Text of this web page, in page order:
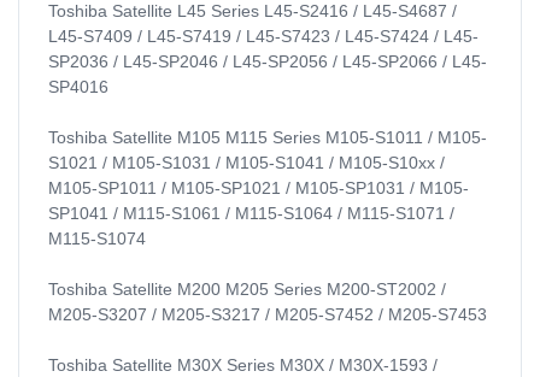
Toshiba Satellite L45 Series L45-S2416 / L45-S4687 /
L45-S7409 / L45-S7419 / L45-S7423 / L45-S7424 / L45-
SP2036 / L45-SP2046 / L45-SP2056 / L45-SP2066 / L45-
SP4016
Toshiba Satellite M105 M115 Series M105-S1011 / M105-
S1021 / M105-S1031 / M105-S1041 / M105-S10xx /
M105-SP1011 / M105-SP1021 / M105-SP1031 / M105-
SP1041 / M115-S1061 / M115-S1064 / M115-S1071 /
M115-S1074
Toshiba Satellite M200 M205 Series M200-ST2002 /
M205-S3207 / M205-S3217 / M205-S7452 / M205-S7453
Toshiba Satellite M30X Series M30X / M30X-1593 /